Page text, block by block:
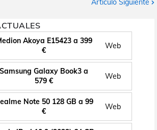
Artículo Siguiente
Akoya E15423 a 399
€
Web
Samsung Galaxy Book3 a
579 €
Web
Note 50 128 GB a 99
€
Web